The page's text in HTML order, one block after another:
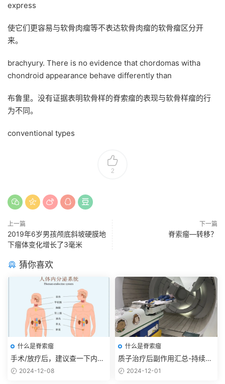
express
使它们更容易与软骨肉瘤等不表达软骨肉瘤的软骨瘤区分开
来。
brachyury. There is no evidence that chordomas witha
chondroid appearance behave differently than
布鲁里。没有证据表明软骨样的脊索瘤的表现与软骨样瘤的行
为不同。
conventional types
2
上一篇
2019年6岁男孩颅底斜坡硬膜地
下瘤体变化增长了3毫米
下一篇
脊索瘤—转移？
猜你喜欢
什么是脊索瘤
手术/放疗后，建议查一下内分
泌，目前数据还在收集中
2024-12-08
什么是脊索瘤
质子治疗后副作用汇总-持续更
新 2024-12-01